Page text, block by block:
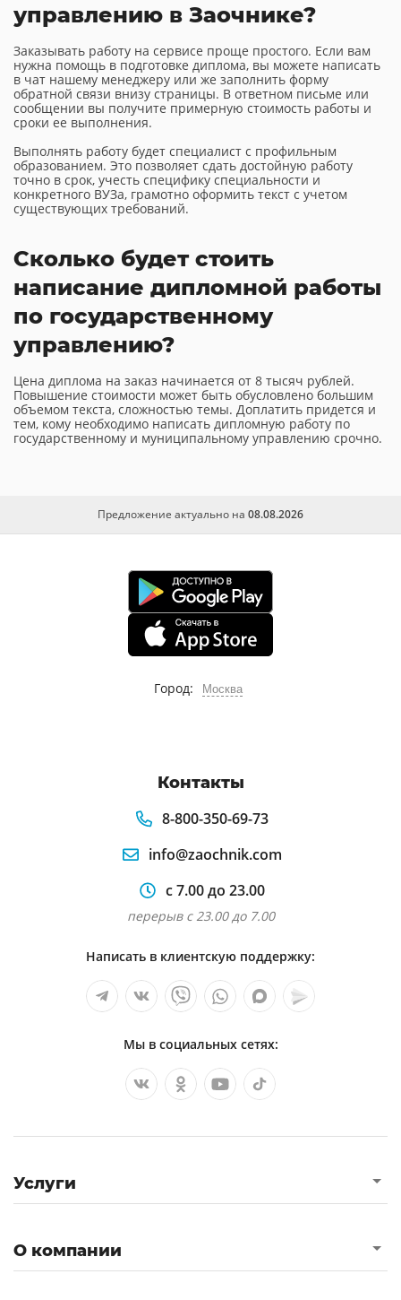
управлению в Заочнике?
Заказывать работу на сервисе проще простого. Если вам
нужна помощь в подготовке диплома, вы можете написать
в чат нашему менеджеру или же заполнить форму
обратной связи внизу страницы. В ответном письме или
сообщении вы получите примерную стоимость работы и
сроки ее выполнения.
Выполнять работу будет специалист с профильным
образованием. Это позволяет сдать достойную работу
точно в срок, учесть специфику специальности и
конкретного ВУЗа, грамотно оформить текст с учетом
существующих требований.
Сколько будет стоить
написание дипломной работы
по государственному
управлению?
Цена диплома на заказ начинается от 8 тысяч рублей.
Повышение стоимости может быть обусловлено большим
объемом текста, сложностью темы. Доплатить придется и
тем, кому необходимо написать дипломную работу по
государственному и муниципальному управлению срочно.
Предложение актуально на 08.08.2026
Город: Москва
Контакты
8-800-350-69-73
info@zaochnik.com
с 7.00 до 23.00
перерыв с 23.00 до 7.00
Написать в клиентскую поддержку:
Мы в социальных сетях:
Услуги
О компании